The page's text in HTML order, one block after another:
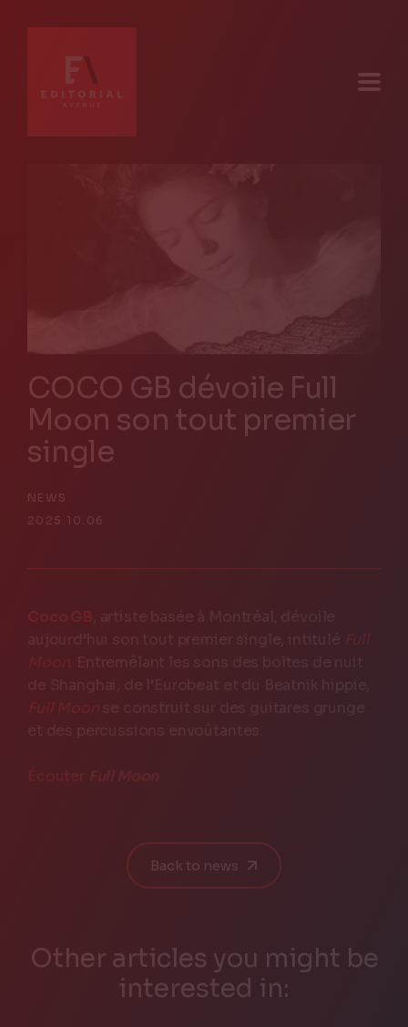
FR
COCO GB dévoile Full
Moon son tout premier
single
NEWS
2025.10.06
Coco GB
Full
Moon. Entremêlant les sons des boîtes de nuit
Full Moonse construit sur des guitares grunge
Écouter Full Moon
Back to news
Other articles you might be
interested in: